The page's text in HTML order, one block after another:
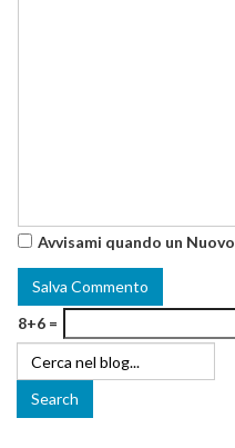
Avvisami quando un
8+6 =